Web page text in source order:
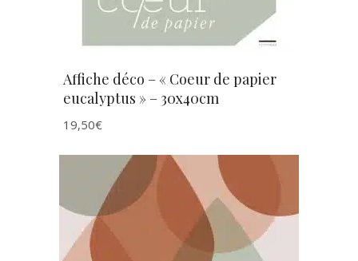
Affiche déco – « Coeur de papier
eucalyptus » – 30x40cm
19,50€